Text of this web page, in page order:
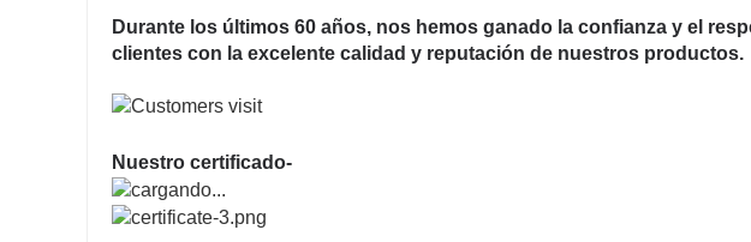
Durante los últimos 60 años, nos hemos ganado la confianza y el
clientes con la excelente calidad y reputación de nuestros productos.
Nuestro certificado-